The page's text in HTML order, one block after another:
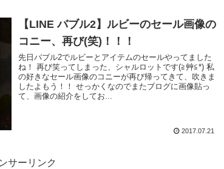
【LINE バブル2】ルビーのセール画像の
コニー、再び(笑)！！！
先日バブル2でルビーとアイテムのセールやってました
ね！ 再び笑ってしまった、シャルロットです(≧艸≦*) 私
の好きなセール画像のコニーが再び帰ってきて、吹きま
したよもう！！ せっかくなのでまたブログに画像貼っ
て、画像の紹介をしてお...
2017.07.21
サーリンク